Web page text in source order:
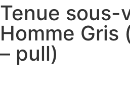
Tenue sous-
Homme Gris
– pull)